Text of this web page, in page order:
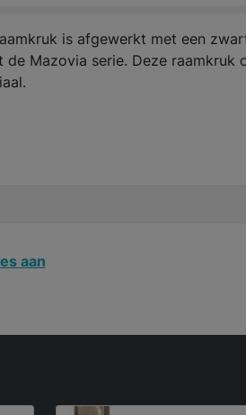
is afgewerkt met een
Mazovia serie. Deze raamkruk
aan